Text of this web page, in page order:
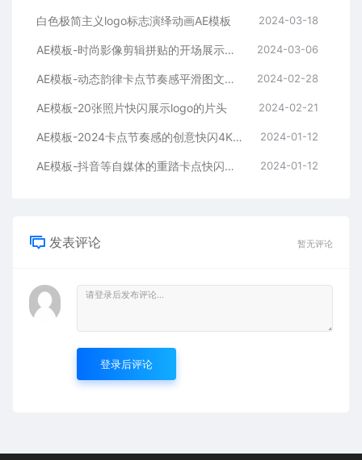
白色极简主义logo标志演绎动画AE模板 2024-03-18
AE模板-时尚影像剪辑拼贴的开场展示片头 2024-03-06
AE模板-动态韵律卡点节奏感平滑图文拼贴宣传片头 2024-02-28
AE模板-20张照片快闪展示logo的片头 2024-02-21
AE模板-2024卡点节奏感的创意快闪4K宣传片头 2024-01-12
AE模板-抖音等自媒体的重踏卡点快闪宣传开场 2024-01-12
发表评论 暂无评论
登录后评论